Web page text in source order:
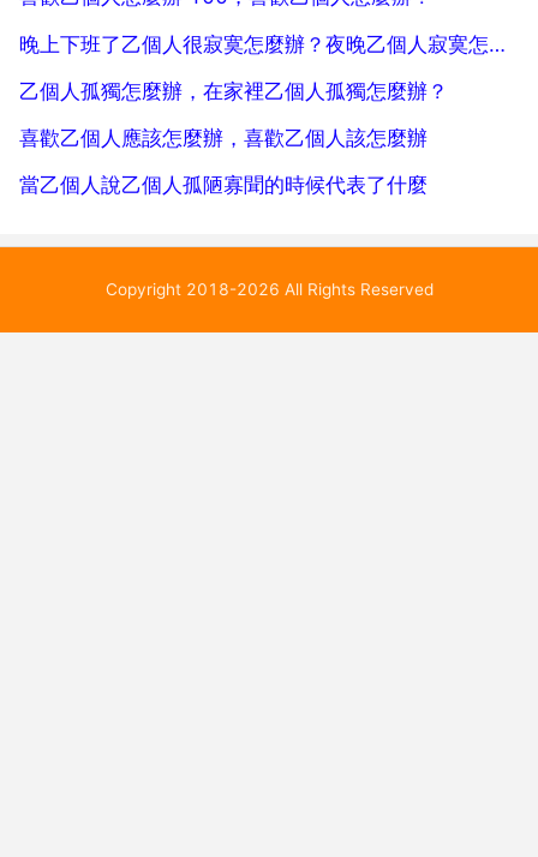
晚上下班了乙個人很寂寞怎麼辦？夜晚乙個人寂寞怎麼辦
乙個人孤獨怎麼辦，在家裡乙個人孤獨怎麼辦？
喜歡乙個人應該怎麼辦，喜歡乙個人該怎麼辦
當乙個人說乙個人孤陋寡聞的時候代表了什麼
Copyright 2018-2026 All Rights Reserved